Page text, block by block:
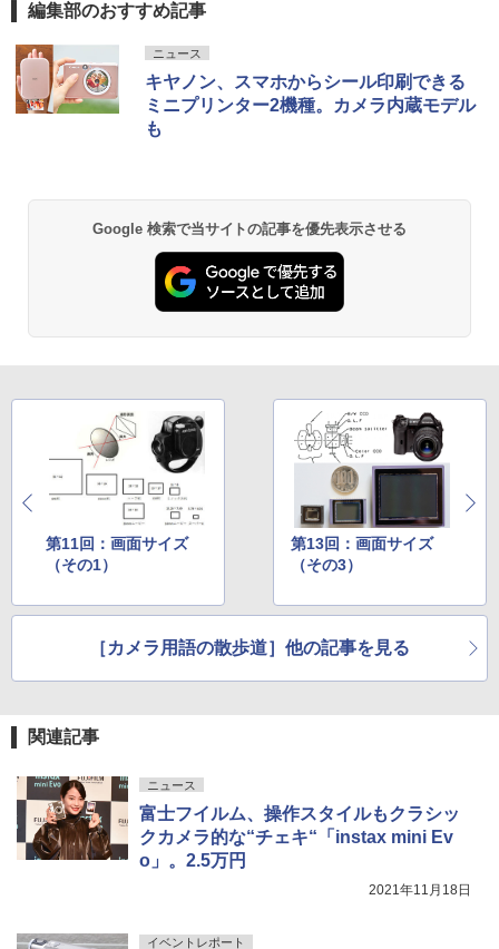
編集部のおすすめ記事
ニュース
キヤノン、スマホからシール印刷できる
ミニプリンター2機種。カメラ内蔵モデル
も
Google 検索で当サイトの記事を優先表示させる
第11回：画面サイズ
（その1）
第13回：画面サイズ
（その3）
［カメラ用語の散歩道］他の記事を見る
関連記事
ニュース
富士フイルム、操作スタイルもクラシッ
クカメラ的な“チェキ“「instax mini Ev
o」。2.5万円
2021年11月18日
イベントレポート